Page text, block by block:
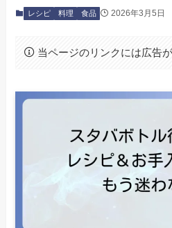
レシピ 料理 食品 2026年3月5日
当ページのリンクには広告